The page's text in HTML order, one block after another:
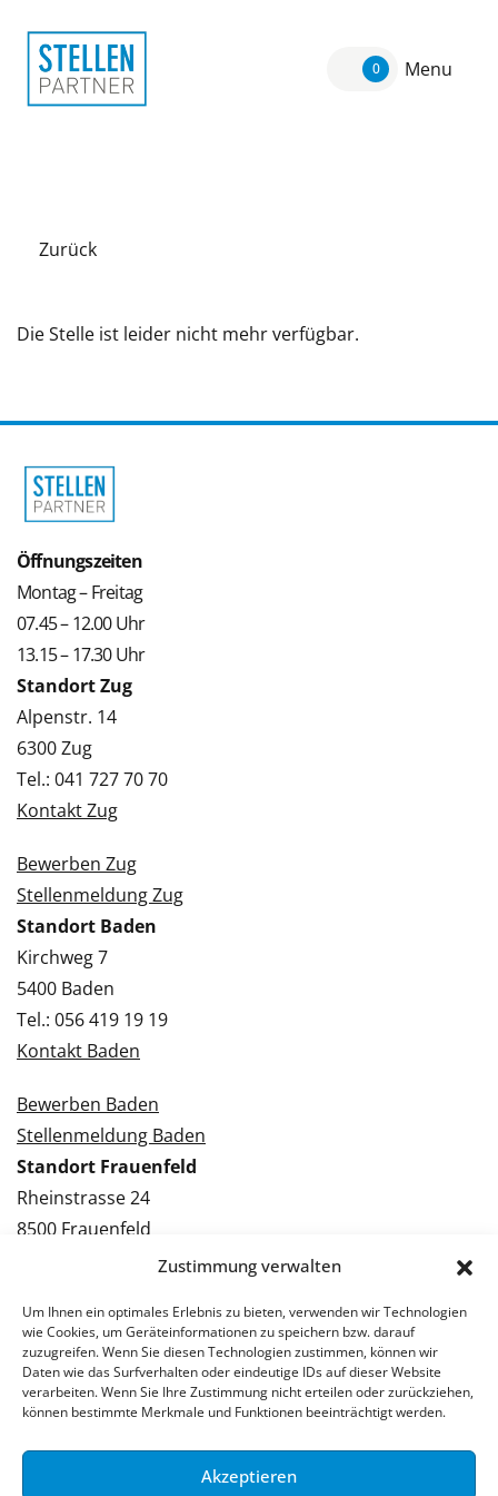
Zustimmung verwalten
Um Ihnen ein optimales Erlebnis zu bieten, verwenden wir Technologien
wie Cookies, um Geräteinformationen zu speichern bzw. darauf
zuzugreifen. Wenn Sie diesen Technologien zustimmen, können wir
Daten wie das Surfverhalten oder eindeutige IDs auf dieser Website
verarbeiten. Wenn Sie Ihre Zustimmung nicht erteilen oder zurückziehen,
können bestimmte Merkmale und Funktionen beeinträchtigt werden.
Akzeptieren
0 Menu
Zurück
Die Stelle ist leider nicht mehr verfügbar.
Öffnungszeiten
Montag – Freitag
07.45 – 12.00 Uhr
13.15 – 17.30 Uhr
Standort Zug
Alpenstr. 14
6300 Zug
Tel.: 041 727 70 70
Kontakt Zug
Bewerben Zug
Stellenmeldung Zug
Standort Baden
Kirchweg 7
5400 Baden
Tel.: 056 419 19 19
Kontakt Baden
Bewerben Baden
Stellenmeldung Baden
Standort Frauenfeld
Rheinstrasse 24
8500 Frauenfeld
Tel.: 052 224 09 09
Bewerben Frauenfeld
Stellenmeldung Frauenfeld
© 2026 Stellenpartner AG